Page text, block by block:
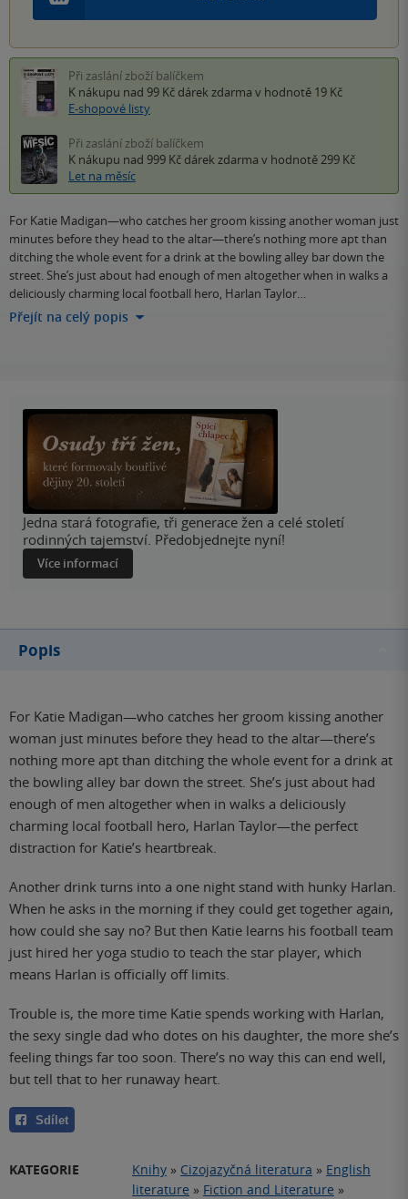
Při zaslání zboží balíčkem
K nákupu nad 99 Kč dárek zdarma v hodnotě 19 Kč
E-shopové listy
Při zaslání zboží balíčkem
K nákupu nad 999 Kč dárek zdarma v hodnotě 299 Kč
Let na měsíc
For Katie Madigan—who catches her groom kissing another woman just
minutes before they head to the altar—there’s nothing more apt than
ditching the whole event for a drink at the bowling alley bar down the
street. She’s just about had enough of men altogether when in walks a
deliciously charming local football hero, Harlan Taylor…
Přejít na celý popis
Jedna stará fotografie, tři generace žen a celé století
rodinných tajemství. Předobjednejte nyní!
Více informací
Popis
For Katie Madigan—who catches her groom kissing another
woman just minutes before they head to the altar—there’s
nothing more apt than ditching the whole event for a drink at
the bowling alley bar down the street. She’s just about had
enough of men altogether when in walks a deliciously
charming local football hero, Harlan Taylor—the perfect
distraction for Katie’s heartbreak.
Another drink turns into a one night stand with hunky Harlan.
When he asks in the morning if they could get together again,
how could she say no? But then Katie learns his football team
just hired her yoga studio to teach the star player, which
means Harlan is officially off limits.
Trouble is, the more time Katie spends working with Harlan,
the sexy single dad who dotes on his daughter, the more she’s
feeling things far too soon. There’s no way this can end well,
but tell that to her runaway heart.
Sdílet
KATEGORIE Knihy » Cizojazyčná literatura » English
literature » Fiction and Literature »